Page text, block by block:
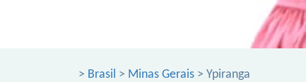
> Brasil > Minas Gerais > Ypiranga